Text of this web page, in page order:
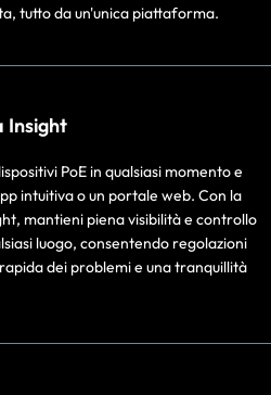
tutto da un'unica piattaforma.
Insight
PoE in qualsiasi momento e
intuitiva o un portale web. Con la
mantieni piena visibilità e controllo
luogo, consentendo regolazioni
dei problemi e una tranquillità